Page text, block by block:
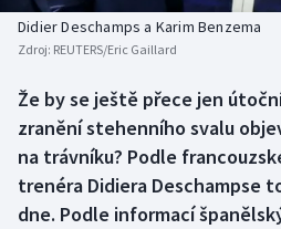
Boby a skeleton
Box
Curling
AZ kvíz
Didier Deschamps a Karim Benzema
Zdroj: REUTERS/Eric Gaillard
Že by se ještě přece jen
zranění stehenního svalu
na trávníku? Podle
trenéra Didiera Deschampse
dne. Podle informací